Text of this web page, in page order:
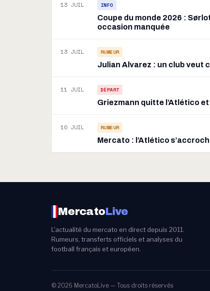
13 JUIL INFO
Coupe du monde 2026 :
occasion manquée
13 JUIL RUMEUR
Julian Alvarez : un club veut
11 JUIL DÉPART
Griezmann quitte l’Atlético
10 JUIL RUMEUR
Mercato : l’Atlético
MercatoLive
L'actualité du mercato en direct depuis 2011.
Rumeurs, transferts officiels et analyses du
football français et européen.
© 2026 MercatoLive — Tous droits réservés